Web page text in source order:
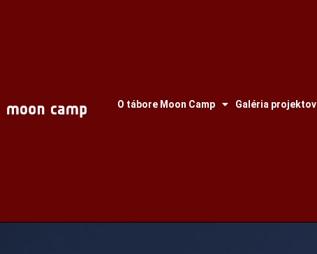
O tábore Moon Camp Galéria projektov